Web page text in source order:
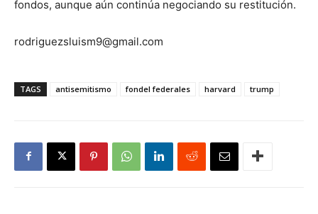
fondos, aunque aún continúa negociando su restitución.
rodriguezsluism9@gmail.com
TAGS antisemitismo fondel federales harvard trump